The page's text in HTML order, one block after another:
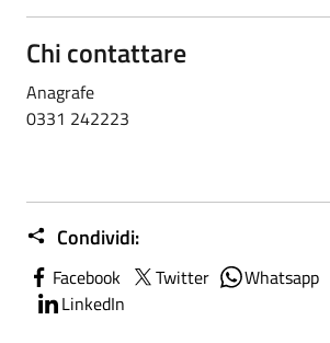
Chi contattare
Anagrafe
0331 242223
Condividi:
Facebook Twitter Whatsapp
LinkedIn